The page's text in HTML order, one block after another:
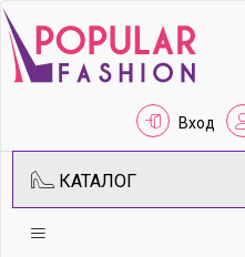
Вход
КАТАЛОГ